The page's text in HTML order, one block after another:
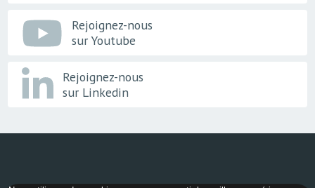
Rejoignez-nous
sur Youtube
Rejoignez-nous
sur Linkedin